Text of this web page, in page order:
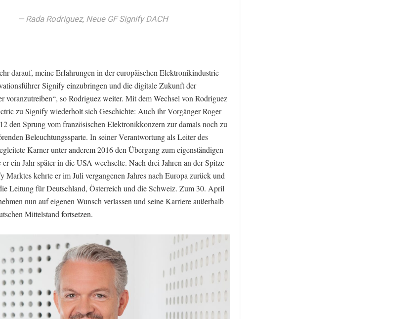
Rada Rodriguez, Neue GF Signify DACH
darauf, meine Erfahrungen in der europäischen Elektronikindustrie
Signify einzubringen und die digitale Zukunft der
voranzutreiben“, so Rodriguez weiter. Mit dem Wechsel von Rodriguez
zu Signify wiederholt sich Geschichte: Auch ihr Vorgänger Roger
den Sprung vom französischen Elektronikkonzern zur damals noch zu
Beleuchtungssparte. In seiner Verantwortung als Leiter des
Karner unter anderem 2016 den Übergang zum eigenständigen
er ein Jahr später in die USA wechselte. Nach drei Jahren an der Spitze
Marktes kehrte er im Juli vergangenen Jahres nach Europa zurück und
Leitung für Deutschland, Österreich und die Schweiz. Zum 30. April
nun auf eigenen Wunsch verlassen und seine Karriere außerhalb
Mittelstand fortsetzen.